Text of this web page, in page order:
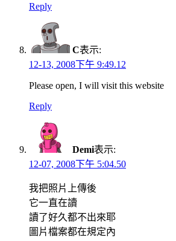
Reply
C表示:
12-13, 2008下午 9:49.12
Please open, I will visit this website
Reply
Demi表示:
12-07, 2008下午 5:04.50
我把照片上傳後
它一直在讀
讀了好久都不出來耶
圖片檔案都在規定內